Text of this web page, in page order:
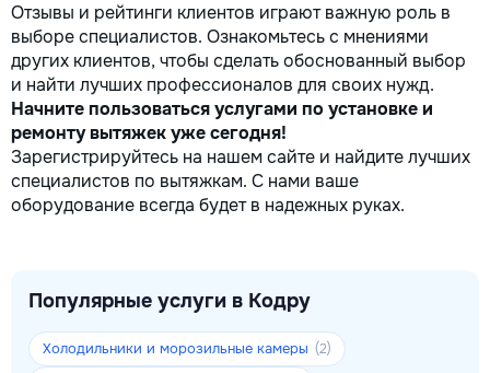
Отзывы и рейтинги клиентов играют важную роль в
выборе специалистов. Ознакомьтесь с мнениями
других клиентов, чтобы сделать обоснованный выбор
и найти лучших профессионалов для своих нужд.
Начните пользоваться услугами по установке и
ремонту вытяжек уже сегодня!
Зарегистрируйтесь на нашем сайте и найдите лучших
специалистов по вытяжкам. С нами ваше
оборудование всегда будет в надежных руках.
Популярные услуги в Кодру
Холодильники и морозильные камеры (2)